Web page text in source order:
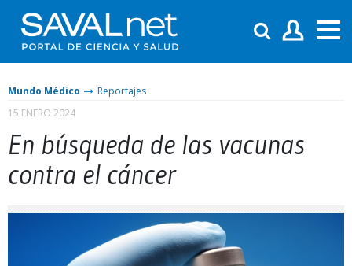
Mundo Médico
Reportajes
15 ENERO 2024
En búsqueda de las vacunas
contra el cáncer